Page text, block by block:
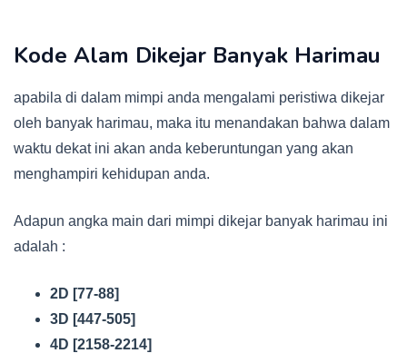
Kode Alam Dikejar Banyak Harimau
apabila di dalam mimpi anda mengalami peristiwa dikejar
oleh banyak harimau, maka itu menandakan bahwa dalam
waktu dekat ini akan anda keberuntungan yang akan
menghampiri kehidupan anda.
Adapun angka main dari mimpi dikejar banyak harimau ini
adalah :
2D [77-88]
3D [447-505]
4D [2158-2214]